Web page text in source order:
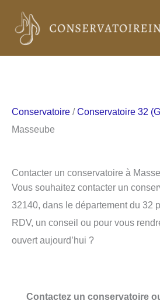
contenu
Conservatoire /Conservatoire 32
Masseube
Contacter un conservatoire à
Vous souhaitez contacter un
32140, dans le département du 32
RDV, un conseil ou pour vous
ouvert aujourd’hui ?
Contactez un conservatoire